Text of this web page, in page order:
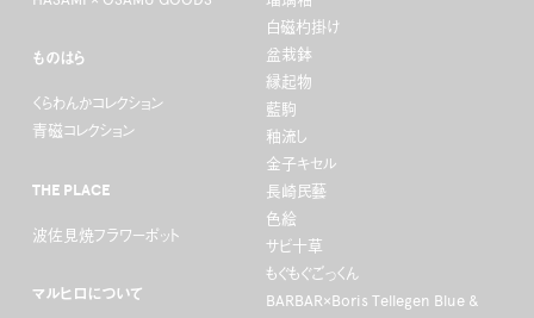
白磁杓掛け
盆栽鉢
縁起物
藍駒
釉流し
金子キセル
長崎民藝
色絵
サビ十草
もぐもぐごっくん
BARBAR×Boris Tellegen Blue &
ものはら
くらわんかコレクション
青磁コレクション
THE PLACE
波佐見焼フラワーポット
マルヒロについて